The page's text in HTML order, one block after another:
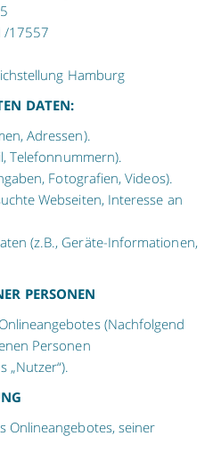
17557
Hamburg
DATEN:
Adressen).
Telefonnummern).
Fotografien, Videos).
Webseiten, Interesse an
(z.B., Geräte-Informationen,
PERSONEN
(Nachfolgend
Personen
„Nutzer“).
Onlineangebotes, seiner